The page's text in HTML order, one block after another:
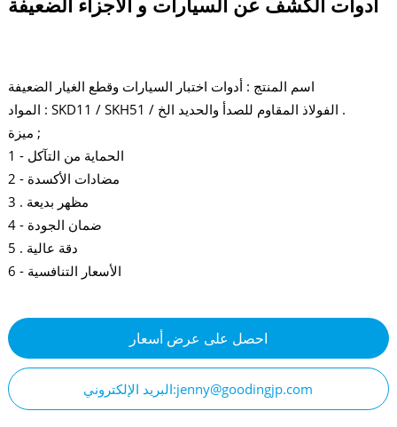
اسم المنتج : أدوات اختبار السيارات وقطع الغيار الضعيفة
المواد : SKD11 / SKH51 / الفولاذ المقاوم للصدأ والحديد الخ .
ميزة ;
1 - الحماية من التآكل
2 - مضادات الأكسدة
3 . مظهر بديعة
4 - ضمان الجودة
5 . دقة عالية
6 - الأسعار التنافسية
احصل على عرض أسعار
البريد الإلكتروني:jenny@goodingjp.com